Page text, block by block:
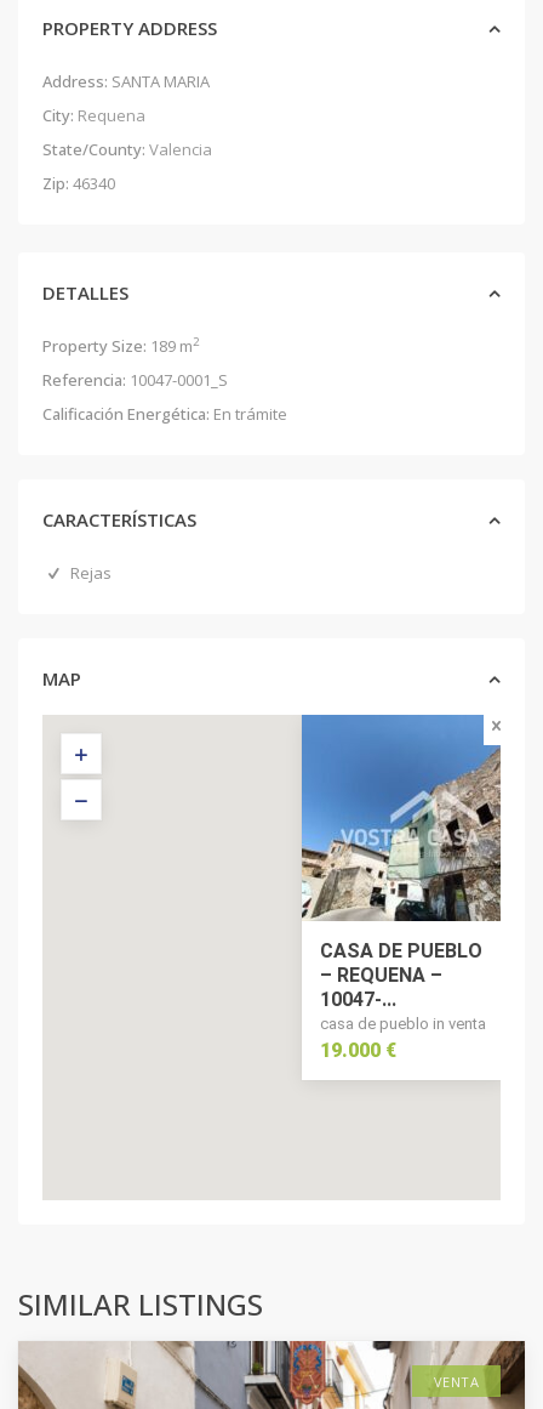
PROPERTY ADDRESS
Address: SANTA MARIA
City: Requena
State/County: Valencia
Zip: 46340
DETALLES
Property Size: 189 m2
Referencia: 10047-0001_S
Calificación Energética: En trámite
CARACTERÍSTICAS
Rejas
MAP
CASA DE PUEBLO
– REQUENA –
10047-...
casa de pueblo in venta
19.000 €
SIMILAR LISTINGS
VENTA